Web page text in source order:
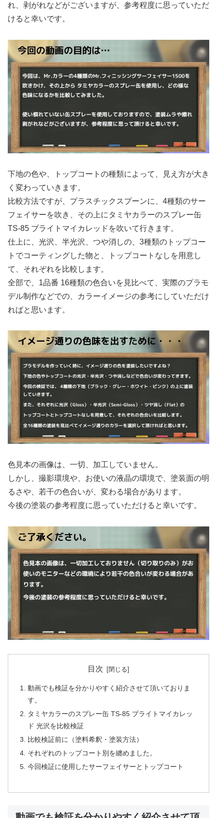
れ、剥がれなどがございますが、参考程度に思っていただ
けると幸いです。
下地の色や、トップコートの種類によって、見え方が大き
く変わっていきます。
比較方法ですが、プラスチックスプーンに、4種類のサー
フェイサーを吹き、その上にタミヤカラーのスプレー缶
TS-85 ブライトマイカレッドを吹いて行きます。
仕上に、光沢、半光沢、つや消しの、3種類のトップコー
トでコーティングした物と、トップコートなしを用意し
て、それぞれを比較します。
全部で、1品番 16種類の色合いを見比べて、実際のプラモ
デル制作などでの、カラーイメージの参考にしていただけ
ればと思います。
色見本の画像は、一切、加工していません。
しかし、撮影環境や、お使いの液晶の環境で、塗装面の明
るさや、若干の色合いが、変わる場合があります。
今後の塗装の参考程度に思っていただけると幸いです。
目次
動画でも検証を分かりやすく紹介させて頂いておりま
す。
タミヤカラーのスプレー缶 TS-85 ブライトマイカレッ
ド 光沢を比較検証
比較検証前に（塗料希釈・塗装方法）
それぞれのトップコート別を纏めました。
今回検証に使用したサーフェイサーとトップコート